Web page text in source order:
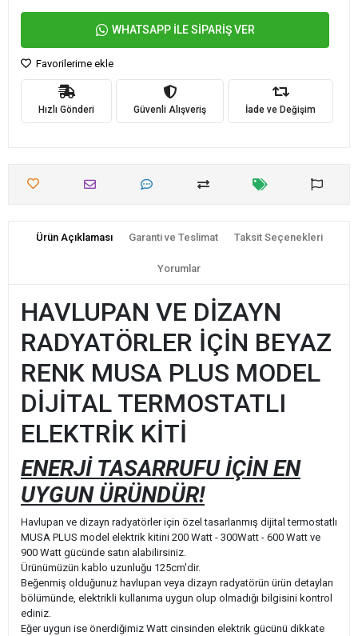
WHATSAPP İLE SİPARİŞ VER
Favorilerime ekle
Hızlı Gönderi Güvenli Alışveriş İade ve Değişim
Ürün Açıklaması Garanti ve Teslimat Taksit Seçenekleri
Yorumlar
HAVLUPAN VE DİZAYN
RADYATÖRLER İÇİN BEYAZ
RENK MUSA PLUS MODEL
DİJİTAL TERMOSTATLI
ELEKTRİK KİTİ
ENERJİ TASARRUFU İÇİN EN
UYGUN ÜRÜNDÜR!
Havlupan ve dizayn radyatörler için özel tasarlanmış dijital termostatlı
MUSA PLUS model elektrik kitini 200 Watt - 300Watt - 600 Watt ve
900 Watt gücünde satın alabilirsiniz.
Ürünümüzün kablo uzunluğu 125cm'dir.
Beğenmiş olduğunuz havlupan veya dizayn radyatörün ürün detayları
bölümünde, elektrikli kullanıma uygun olup olmadığı bilgisini kontrol
ediniz.
Eğer uygun ise önerdiğimiz Watt cinsinden elektrik gücünü dikkate